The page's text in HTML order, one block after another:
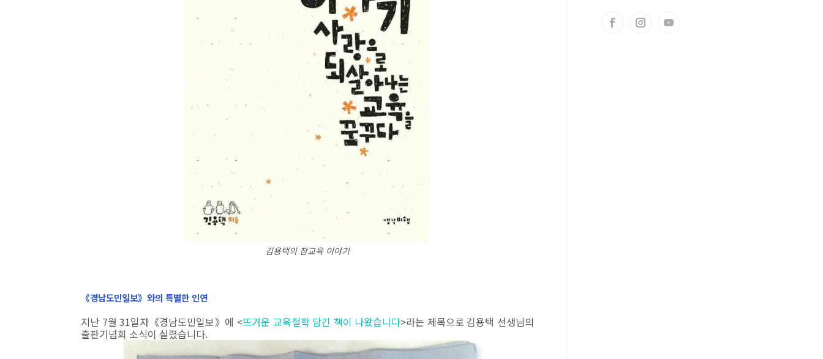
김용택의 참교육 이야기
《경남도민일보》와의 특별한 인연
지난 7월 31일자《경남도민일보》에 <뜨거운 교육철학 담긴 책이 나왔습니다>라는 제목으로 김용택 선생님의
출판기념회 소식이 실렸습니다.